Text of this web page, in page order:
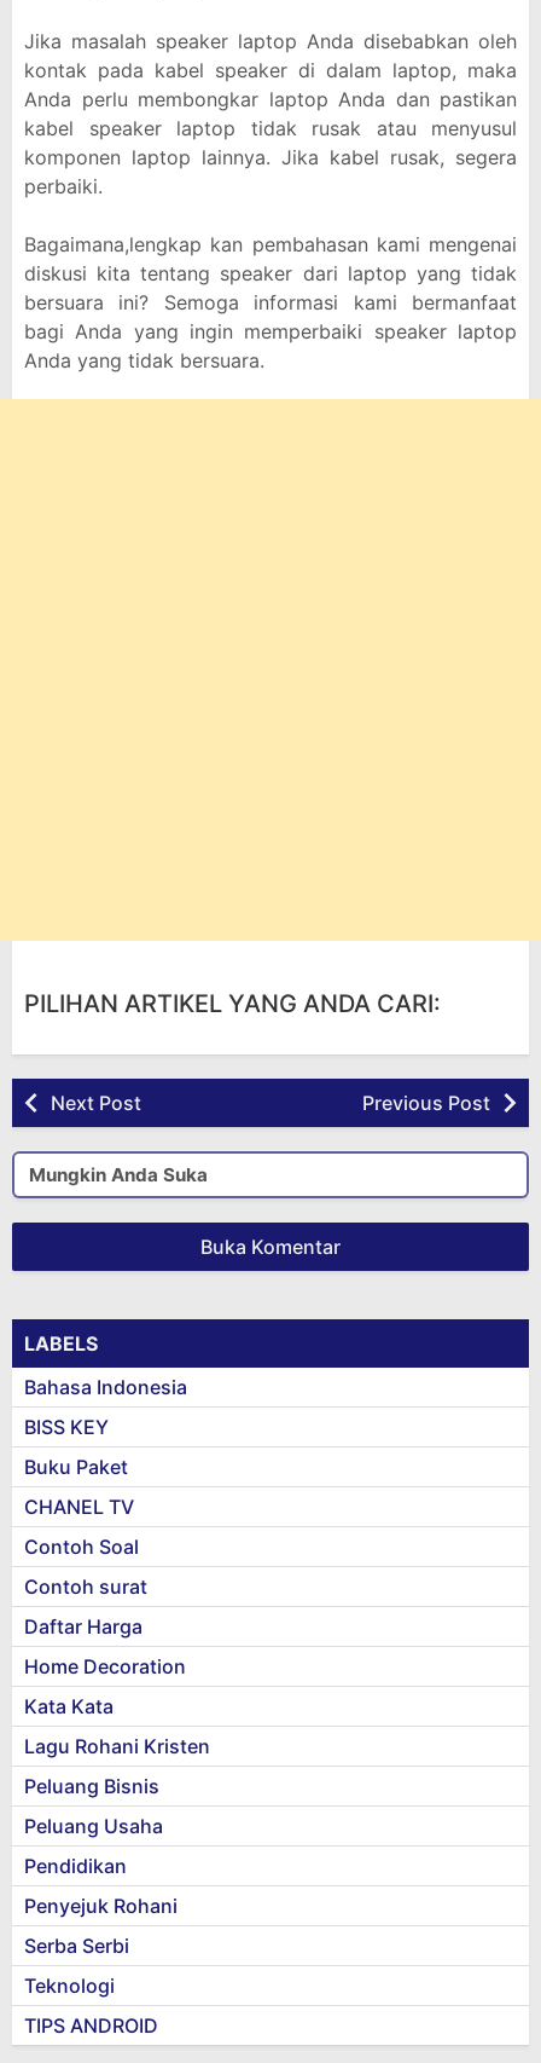
Jika masalah speaker laptop Anda disebabkan oleh
kontak pada kabel speaker di dalam laptop, maka
Anda perlu membongkar laptop Anda dan pastikan
kabel speaker laptop tidak rusak atau menyusul
komponen laptop lainnya. Jika kabel rusak, segera
perbaiki.
Bagaimana,lengkap kan pembahasan kami mengenai
diskusi kita tentang speaker dari laptop yang tidak
bersuara ini? Semoga informasi kami bermanfaat
bagi Anda yang ingin memperbaiki speaker laptop
Anda yang tidak bersuara.
PILIHAN ARTIKEL YANG ANDA CARI:
Next Post Previous Post
Mungkin Anda Suka
Buka Komentar
LABELS
Bahasa Indonesia
BISS KEY
Buku Paket
CHANEL TV
Contoh Soal
Contoh surat
Daftar Harga
Home Decoration
Kata Kata
Lagu Rohani Kristen
Peluang Bisnis
Peluang Usaha
Pendidikan
Penyejuk Rohani
Serba Serbi
Teknologi
TIPS ANDROID